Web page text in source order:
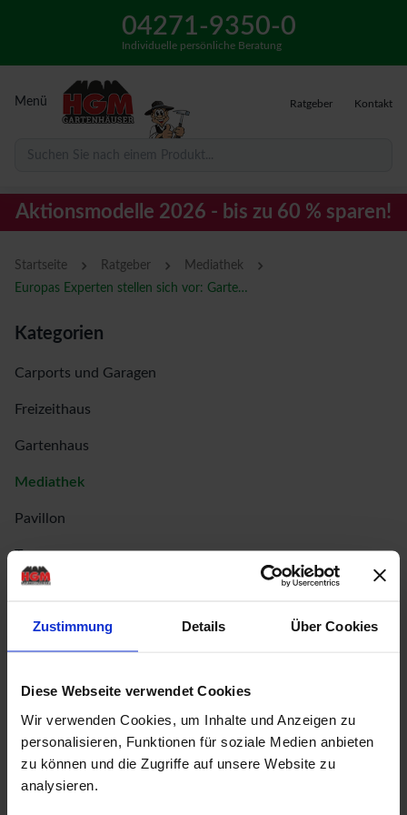
Zustimmung Details Über Cookies
Diese Webseite verwendet Cookies
Wir verwenden Cookies, um Inhalte und Anzeigen zu
personalisieren, Funktionen für soziale Medien anbieten
zu können und die Zugriffe auf unsere Website zu
analysieren.
04271-9350-0
Individuelle persönliche Beratung
Menü Ratgeber Kontakt
Suchen Sie nach einem Produkt...
Aktionsmodelle 2026 - bis zu 60 % sparen!
Startseite › Ratgeber › Mediathek ›
Europas Experten stellen sich vor: Gartenhaus Experte Jörn Motzner im Interview
Kategorien
Carports und Garagen
Freizeithaus
Gartenhaus
Mediathek
Pavillon
Terrasse